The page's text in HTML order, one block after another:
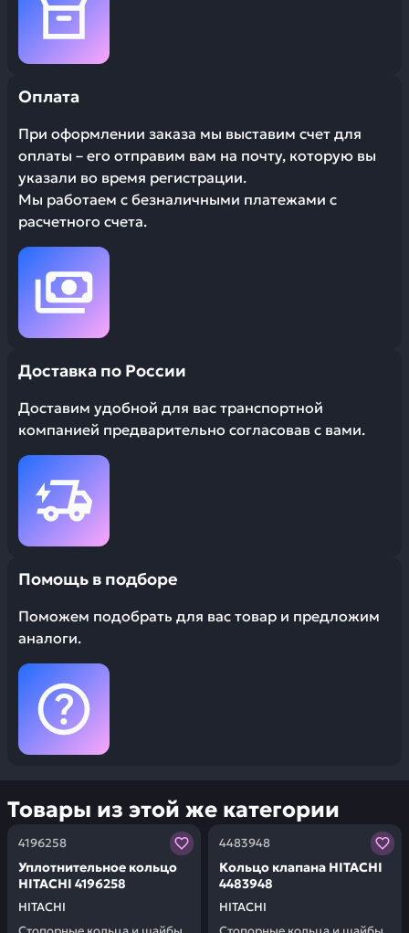
Оплата
При оформлении заказа мы выставим счет для
оплаты – его отправим вам на почту, которую вы
указали во время регистрации.
Мы работаем с безналичными платежами с
расчетного счета.
Доставка по России
Доставим удобной для вас транспортной
компанией предварительно согласовав с вами.
Помощь в подборе
Поможем подобрать для вас товар и предложим
аналоги.
Товары из этой же категории
4196258
HITACHI
Уплотнительное кольцо
HITACHI 4196258
Заказывая запчасти у нас, вы получаете гарантию
4483948
HITACHI
Кольцо клапана HITACHI
4483948
Заказывая запчасти у